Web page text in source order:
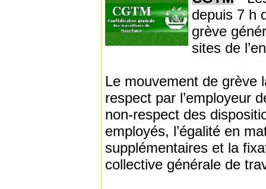
depuis 7 h
grève
sites de
Le mouvement de grève
respect par l’employeur
non-respect des
employés, l’égalité en
supplémentaires et la
collective générale de